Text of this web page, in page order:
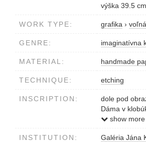
výška 39.5
WORK TYPE: grafika › voľná
GENRE: imaginatívna
MATERIAL: handmade
TECHNIQUE: etching
INSCRIPTION:
dole pod
Dáma v
čas) 17/35
show more
INSTITUTION: Galéria Jána